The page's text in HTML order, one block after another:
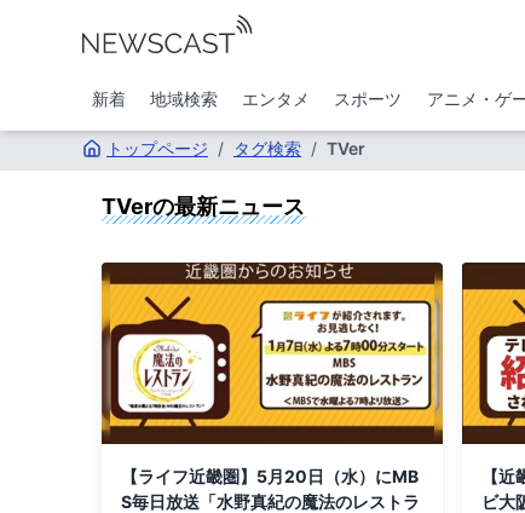
新着 地域検索 エンタメ スポーツ アニメ・ゲ
トップページ / タグ検索 / TVer
TVerの最新ニュース
【ライフ近畿圏】5月20日（水）にMB
S毎日放送「水野真紀の魔法のレストラ
【
ビ大